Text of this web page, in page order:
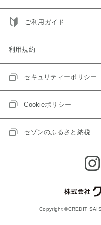
ご利用ガイド
利用規約
セキュリティーポリシー
Cookieポリシー
セゾンのふるさと納税
Copyright ©CREDIT